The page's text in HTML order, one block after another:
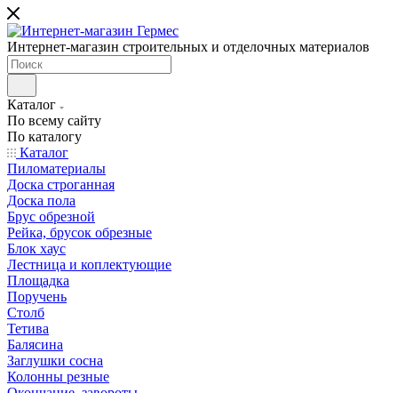
Интернет-магазин строительных и отделочных материалов
Каталог
По всему сайту
По каталогу
Каталог
Пиломатериалы
Доска строганная
Доска пола
Брус обрезной
Рейка, брусок обрезные
Блок хаус
Лестница и коплектующие
Площадка
Поручень
Столб
Тетива
Балясина
Заглушки сосна
Колонны резные